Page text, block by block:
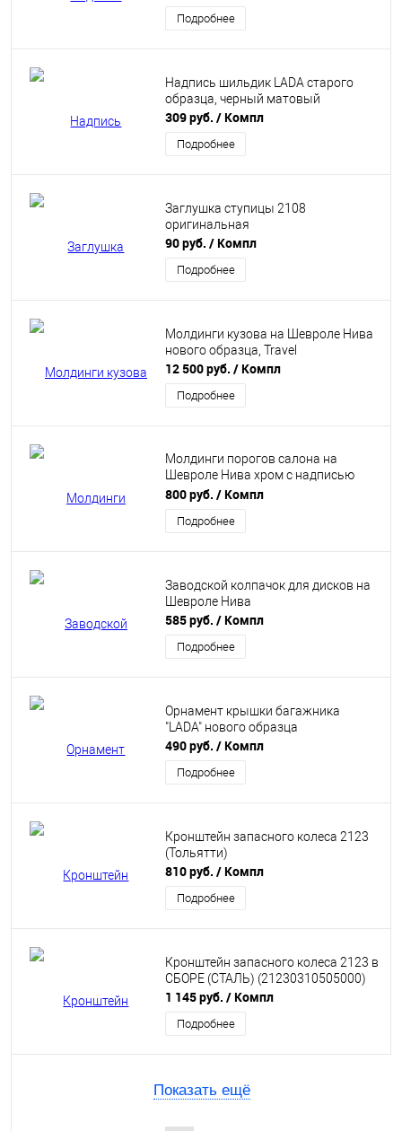
Подробнее
Надпись шильдик LADA старого
образца, черный матовый
309 руб. / Компл
Подробнее
Заглушка ступицы 2108
оригинальная
90 руб. / Компл
Подробнее
Молдинги кузова на Шевроле Нива
нового образца, Travel
12 500 руб. / Компл
Подробнее
Молдинги порогов салона на
Шевроле Нива хром с надписью
"Chevrolet"
800 руб. / Компл
Подробнее
Заводской колпачок для дисков на
Шевроле Нива
585 руб. / Компл
Подробнее
Орнамент крышки багажника
"LADA" нового образца
490 руб. / Компл
Подробнее
Кронштейн запасного колеса 2123
(Тольятти)
810 руб. / Компл
Подробнее
Кронштейн запасного колеса 2123 в
СБОРЕ (СТАЛЬ) (21230310505000)
1 145 руб. / Компл
Подробнее
Показать ещё